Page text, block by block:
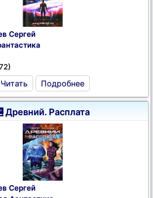
Сергей
Читать Подробнее
Древний. Расплата
Сергей